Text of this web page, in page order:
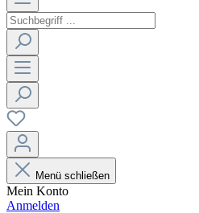
Menü schließen
Mein Konto
Anmelden